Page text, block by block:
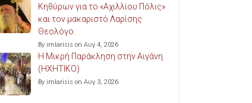
Κηθύρων για το «Αχιλλίου Πόλις»
και τον μακαριστό Λαρίσης
Θεολόγο.
By imlarisis on Αυγ 4, 2026
Η Μικρή Παράκληση στην Αιγάνη.
(ΗΧΗΤΙΚΟ)
By imlarisis on Αυγ 3, 2026